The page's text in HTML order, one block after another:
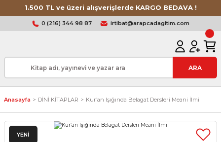
1.500 TL ve üzeri alışverişlerde KARGO BEDAVA !
0 (216) 344 98 87 irtibat@arapcadagitim.com
ARA
Anasayfa DİNİ KİTAPLAR Kur’an Işığında Belagat Dersleri Meani İlmi
YENİ